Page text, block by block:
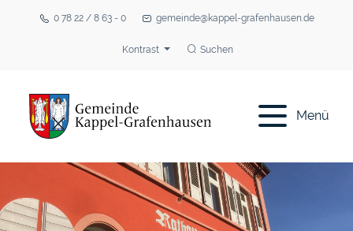
0 78 22 / 8 63 - 0 gemeinde@kappel-grafenhausen.de
Kontrast Suchen
Menü